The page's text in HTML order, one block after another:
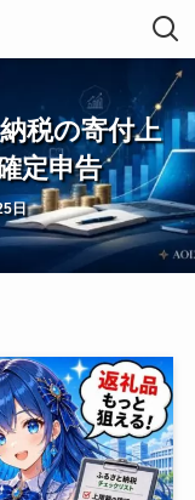
税の寄付上
定申告
日